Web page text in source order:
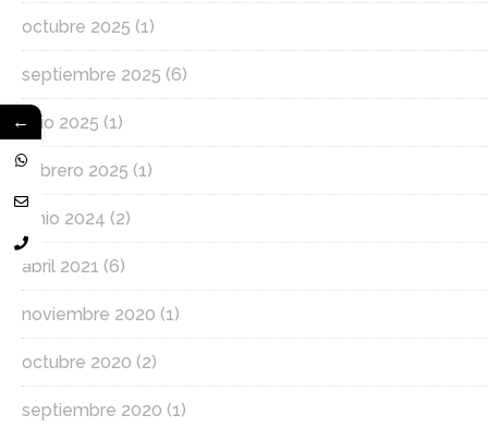
octubre 2025 (1)
septiembre 2025 (6)
julio 2025 (1)
febrero 2025 (1)
junio 2024 (2)
abril 2021 (6)
noviembre 2020 (1)
octubre 2020 (2)
septiembre 2020 (1)
←